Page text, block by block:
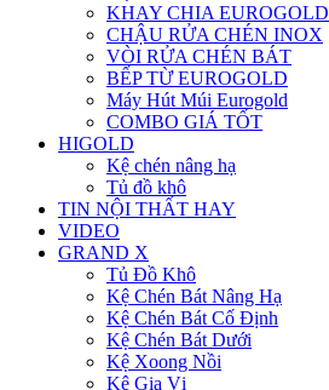
KHAY CHIA EUROGOLD
CHẬU RỬA CHÉN INOX
VÒI RỬA CHÉN BÁT
BẾP TỪ EUROGOLD
Máy Hút Múi Eurogold
COMBO GIÁ TỐT
HIGOLD
Kệ chén nâng hạ
Tủ đồ khô
TIN NỘI THẤT HAY
VIDEO
GRAND X
Tủ Đồ Khô
Kệ Chén Bát Nâng Hạ
Kệ Chén Bát Cố Định
Kệ Chén Bát Dưới
Kệ Xoong Nồi
Kệ Gia Vị